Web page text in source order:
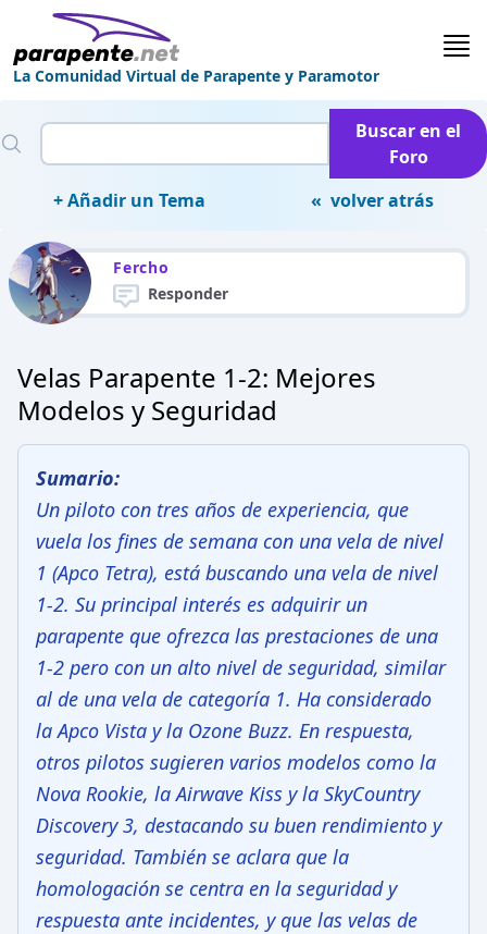
La Comunidad Virtual de Parapente y Paramotor
Buscar en el
Foro
+ Añadir un Tema
« volver atrás
Fercho
Responder
Velas Parapente 1-2: Mejores
Modelos y Seguridad
Sumario:
Un piloto con tres años de experiencia, que
vuela los fines de semana con una vela de nivel
1 (Apco Tetra), está buscando una vela de nivel
1-2. Su principal interés es adquirir un
parapente que ofrezca las prestaciones de una
1-2 pero con un alto nivel de seguridad, similar
al de una vela de categoría 1. Ha considerado
la Apco Vista y la Ozone Buzz. En respuesta,
otros pilotos sugieren varios modelos como la
Nova Rookie, la Airwave Kiss y la SkyCountry
Discovery 3, destacando su buen rendimiento y
seguridad. También se aclara que la
homologación se centra en la seguridad y
respuesta ante incidentes, y que las velas de